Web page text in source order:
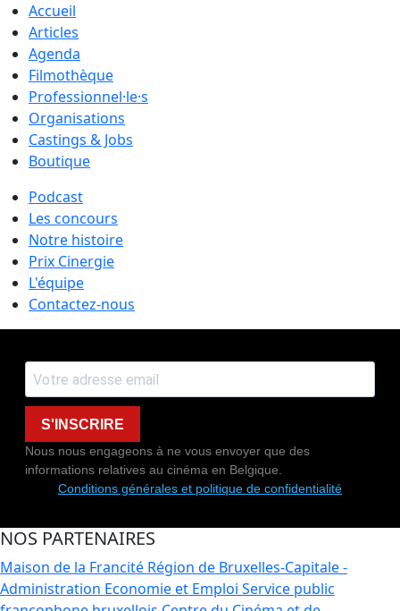
Accueil
Articles
Agenda
Filmothèque
Professionnel·le·s
Organisations
Castings & Jobs
Boutique
Podcast
Les concours
Notre histoire
Prix Cinergie
L'équipe
Contactez-nous
S'INSCRIRE
Nous nous engageons à ne vous envoyer que des
informations relatives au cinéma en Belgique.
Conditions générales et politique de confidentialité
NOS PARTENAIRES
Maison de la Francité Région de Bruxelles-Capitale -
Administration Economie et Emploi Service public